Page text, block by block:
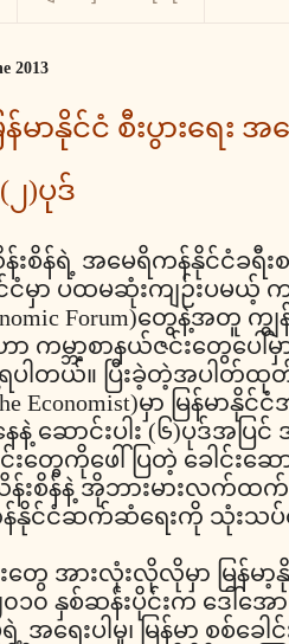
2013
ာနိုင်ငံ စီးပွားရေး အ
၂)ပုဒ်
းစိန်ရဲ့ အမေရိကန်နိုင်ငံခရီး
င်ငံမှာ ပထမဆုံးကျဉ်းပမယ့် ကမ္
Forum)တွေနဲ့အတူ က
ာ ကမ္ဘာ့စာနယ်ဇင်းတွေပေါ်မှ
ါတယ်။ ပြီးခဲ့တဲ့အပါတ်ထု
Economist)မှာ မြန်မ
နဲ့ ဆောင်းပါး (၆)ပုဒ်အပ
ေကိုဖေါ်ပြတဲ့ ခေါင်းဆောင်
န်းစိန်နဲ့ အိုဘားမားလက်ထက်
နိုင်ငံဆက်ဆံရေးကို သုံးသပ်
းတွေ အားလုံးလိုလိုမှာ မြန်မာ့
၀၁၀ နှစ်ဆန်းပိုင်းက ဒေါ်အ
ေးပါမှု၊ မြန်မာ စစ်ခေါ